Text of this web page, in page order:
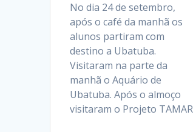
No dia 24 de setembro,
após o café da manhã os
alunos partiram com
destino a Ubatuba.
Visitaram na parte da
manhã o Aquário de
Ubatuba. Após o almoço
visitaram o Projeto